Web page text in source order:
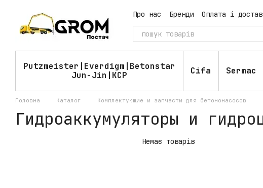
Про нас Бренди Оплата і
Угода користувача
Публічна
Putzmeister|Everdigm|Betonstar
Jun-Jin|KCP
Cifa Sermac
Головна Каталог Комплектующие и запчасти для бетононасосов
Гидроаккумуляторы и
Немає товарів